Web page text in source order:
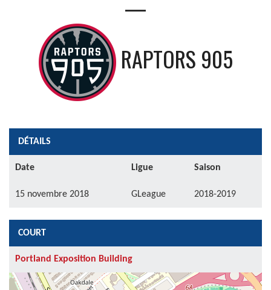
—
RAPTORS 905
DÉTAILS
Date Ligue Saison
15 novembre 2018 GLeague 2018-2019
COURT
Portland Exposition Building